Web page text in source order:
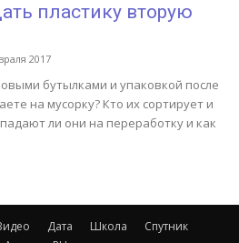
пластику вторую
2017
бутылками и упаковкой после
на мусорку? Кто их сортирует и
ли они на переработку и как
Дата Школа
Спутник